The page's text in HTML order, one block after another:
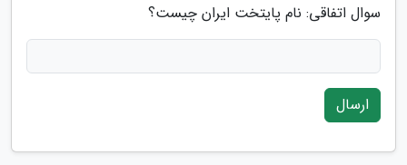
سوال اتفاقی: نام پایتخت ایران چیست؟
ارسال